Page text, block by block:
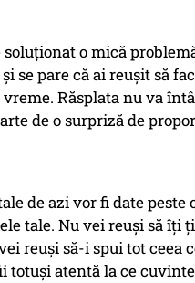
o mică
se pare că ai reușit să
Răsplata nu va
de o surpriză de
de azi vor fi date peste
tale. Nu vei reuși să îți
reuși să-i spui tot ceea
totuși atentă la ce